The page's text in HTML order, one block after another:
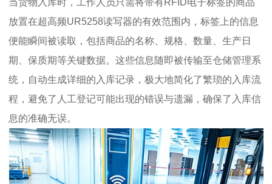
当货物入库时，工作人员只需将带有RFID电子标签的商品
放置在超高频UR5258读写器的有效范围内，标签上的信息
便能瞬间被读取，包括商品的名称、规格、数量、生产日
期、保质期等关键数据。这些信息随即被传输至仓储管理系
统，自动生成详细的入库记录，极大地简化了繁琐的入库流
程，避免了人工登记可能出现的错误与遗漏，确保了入库信
息的准确无误。